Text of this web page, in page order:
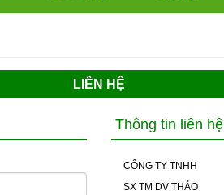
LIÊN HỆ
Thông tin liên hệ
CÔNG TY TNHH
SX TM DV THẢO